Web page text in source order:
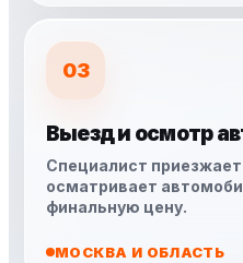
03
Выезд и осмотр
Специалист приезжает
осматривает
финальную цену.
МОСКВА И ОБЛАСТЬ